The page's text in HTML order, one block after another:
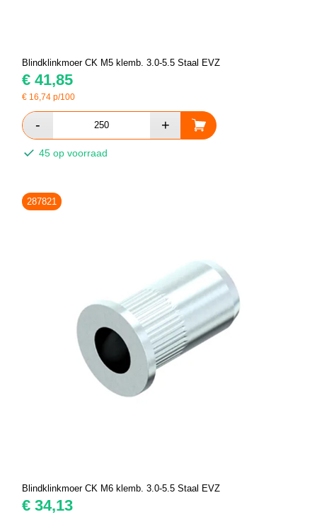
Blindklinkmoer CK M5 klemb. 3.0-5.5 Staal EVZ
€ 41,85
€ 16,74 p/100
45 op voorraad
287821
Blindklinkmoer CK M6 klemb. 3.0-5.5 Staal EVZ
€ 34,13